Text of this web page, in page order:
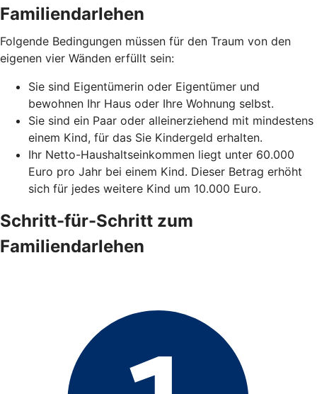
Familiendarlehen
Folgende Bedingungen müssen für den Traum von den
eigenen vier Wänden erfüllt sein:
Sie sind Eigentümerin oder Eigentümer und
bewohnen Ihr Haus oder Ihre Wohnung selbst.
Sie sind ein Paar oder alleinerziehend mit mindestens
einem Kind, für das Sie Kindergeld erhalten.
Ihr Netto-Haushaltseinkommen liegt unter 60.000
Euro pro Jahr bei einem Kind. Dieser Betrag erhöht
sich für jedes weitere Kind um 10.000 Euro.
Schritt-für-Schritt zum
Familiendarlehen